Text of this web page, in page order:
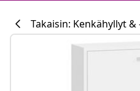
Takaisin: Kenkähyllyt